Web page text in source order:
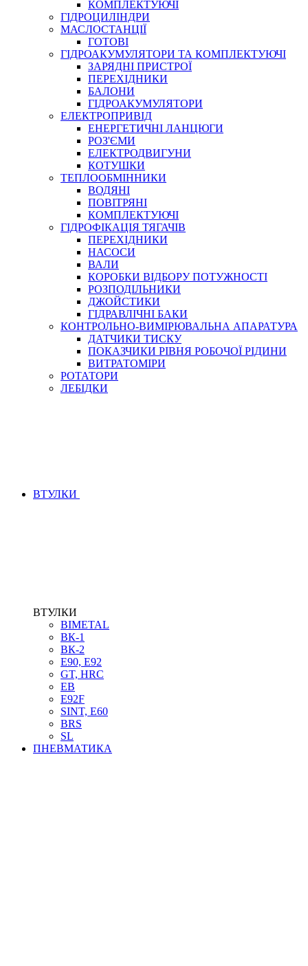
СПЕЦІАЛЬНІ
ГЕРМЕТИКИ
КЛЕЇ, ЦЕМЕНТИ, ЕПОКСИДКИ
РЕМОНТ ГІДРОЦИЛІНДРІВ
БОРЕКС, ЕО
КОМПЛЕКТУЮЧІ
ГІДРОЦИЛІНДРИ
МАСЛОСТАНЦІЇ
ГОТОВІ
ГІДРОАКУМУЛЯТОРИ ТА КОМПЛЕКТУЮЧІ
ЗАРЯДНІ ПРИСТРОЇ
ПЕРЕХІДНИКИ
БАЛОНИ
ГІДРОАКУМУЛЯТОРИ
ЕЛЕКТРОПРИВІД
ЕНЕРГЕТИЧНІ ЛАНЦЮГИ
РОЗ'ЄМИ
ЕЛЕКТРОДВИГУНИ
КОТУШКИ
ТЕПЛООБМІННИКИ
ВОДЯНІ
ПОВІТРЯНІ
КОМПЛЕКТУЮЧІ
ГІДРОФІКАЦІЯ ТЯГАЧІВ
ПЕРЕХІДНИКИ
НАСОСИ
ВАЛИ
КОРОБКИ ВІДБОРУ ПОТУЖНОСТІ
РОЗПОДІЛЬНИКИ
ДЖОЙСТИКИ
ГІДРАВЛІЧНІ БАКИ
КОНТРОЛЬНО-ВИМІРЮВАЛЬНА АПАРАТУРА
ДАТЧИКИ ТИСКУ
ПОКАЗЧИКИ РІВНЯ РОБОЧОЇ РІДИНИ
ВИТРАТОМІРИ
РОТАТОРИ
ЛЕБІДКИ
ВТУЛКИ
ВТУЛКИ
BIMETAL
ВК-1
ВК-2
Е90, E92
GT, HRC
EB
Е92F
SINT, E60
BRS
SL
ПНЕВМАТИКА